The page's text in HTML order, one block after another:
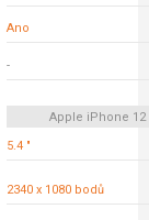
Ano
-
Apple iPhone
5.4 "
2340 x 1080 bodů